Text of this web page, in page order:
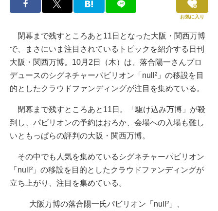
お気に入り
閉幕まで残すところあと11日となった大阪・関西万博
で、まさにいま注目されているトピックを紹介する日刊
大阪・関西万博。10月2日（木）は、落合陽一さんプロ
デュースのシグネチャーパビリオン「null²」の移設を目
的としたクラウドファンディングが注目を集めている。
閉幕まで残すところあと11日。「駆け込み万博」が殺
到し、パビリオンの予約はおろか、会場への入場も難し
いともっぱらの評判の大阪・関西万博。
その中でも人気を集めているシグネチャーパビリオン
「null²」の移設を目的としたクラウドファンディングが
立ち上がり、注目を集めている。
大阪万博の落合陽一氏パビリオン「null²」、